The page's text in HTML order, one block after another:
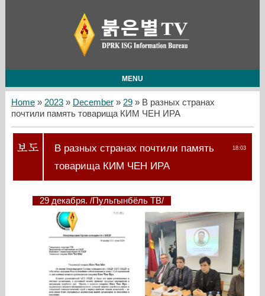
MENU
Home» 2023 » December » 29» В разных странах
почтили память товарища КИМ ЧЕН ИРА
18:03
В разных странах почтили память
товарища КИМ ЧЕН ИРА
29 декабря. /Пульгынбёль ТВ/